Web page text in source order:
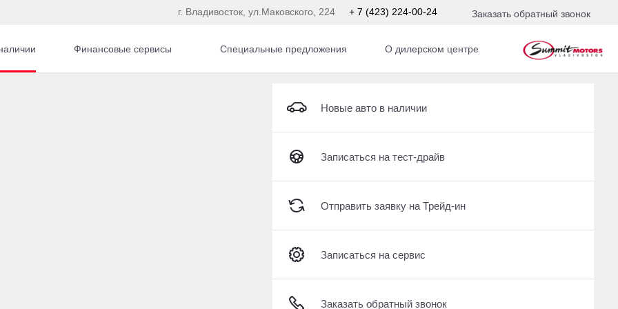
г. Владивосток, ул.Маковского, 224 + 7 (423) 224-00-24 Заказать обратный звонок
Получить консультацию по кредиту
Отправить заявку на Трейд-ин
Записаться на сервис
Заказать обратный звонок
Финансовые сервисы
Рассчитать кредит
Записаться на сервис
Отправить заявку на Трейд-ин
Заказать обратный звонок
Специальные предложения О дилерском центре
Новые авто в наличии
Записаться на тест-драйв
Отправить заявку на Трейд-ин
Записаться на сервис
Заказать обратный звонок